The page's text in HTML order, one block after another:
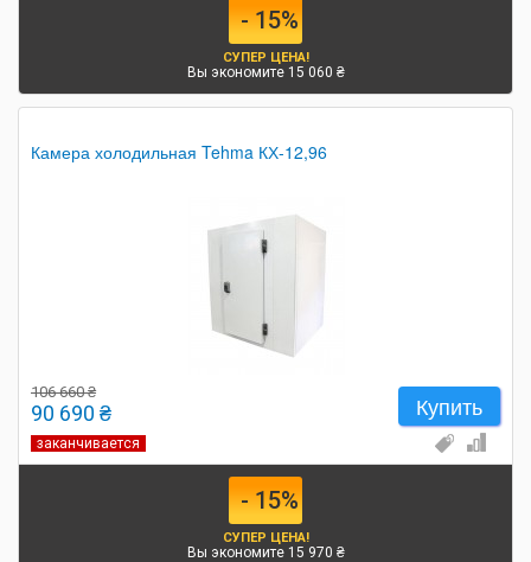
- 15%
СУПЕР ЦЕНА!
Вы экономите 15 060 ₴
Камера холодильная Tehma КХ-12,96
106 660 ₴
90 690 ₴ Купить
заканчивается
- 15%
СУПЕР ЦЕНА!
Вы экономите 15 970 ₴